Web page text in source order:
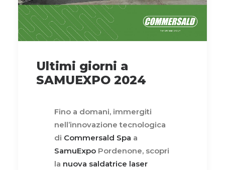
Ultimi giorni a
SAMUEXPO 2024
Fino a domani, immergiti
nell’innovazione tecnologica
di Commersald Spa a
SamuExpo Pordenone, scopri
la nuova saldatrice laser